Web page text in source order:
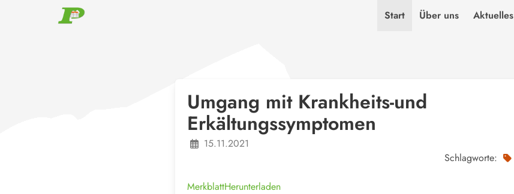
Start Über uns Aktuelles
Umgang mit Krankheits-und
Erkältungssymptomen
15.11.2021
Schlagworte:
MerkblattHerunterladen